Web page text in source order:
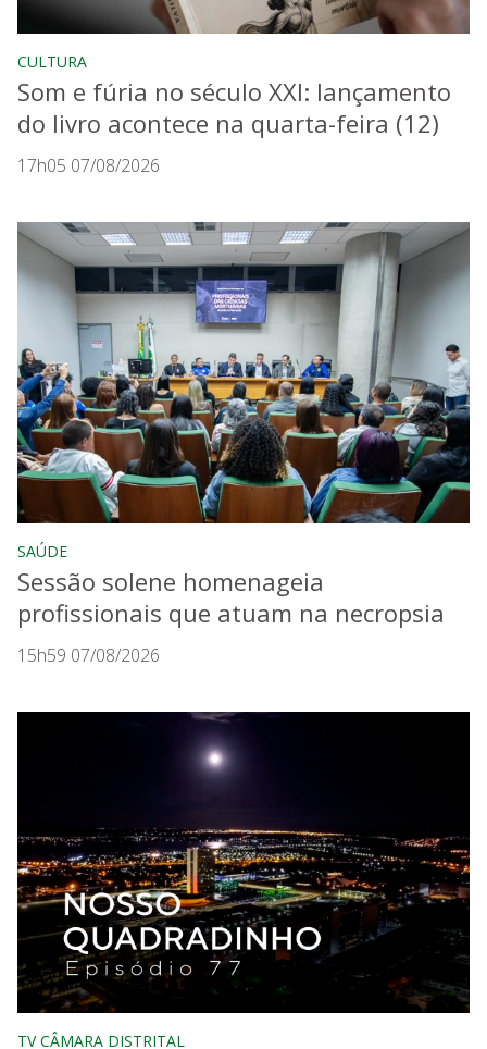
CULTURA
Som e fúria no século XXI: lançamento
do livro acontece na quarta-feira (12)
17h05 07/08/2026
SAÚDE
Sessão solene homenageia
profissionais que atuam na necropsia
15h59 07/08/2026
TV CÂMARA DISTRITAL